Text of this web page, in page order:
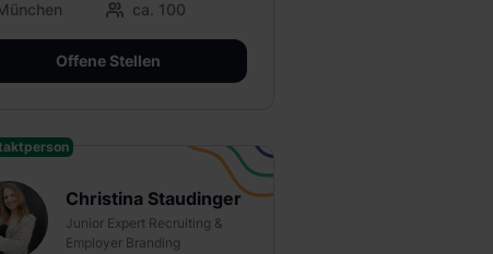
ca. 100
Offene Stellen
Christina Staudinger
Junior Expert Recruiting &
Employer Branding